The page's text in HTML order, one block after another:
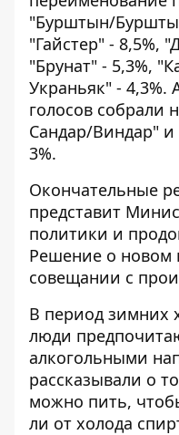
"Бурштын/
"Гайстер" - 8,5%,
"Брунат" - 5,3%,
Украньяк" -
голосов собрали
Сандар/Виндар" и
3%.
Окончательные
представит
политики и
Решение о новом
совещании с
В период зимних
люди
алкогольными
рассказывали о
можно пить,
ли от холода